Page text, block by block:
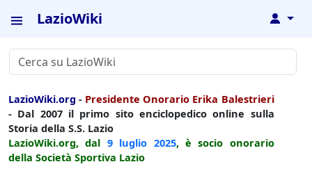
LazioWiki ↓
LazioWiki.org - Presidente Onorario Erika Balestrieri
- Dal 2007 il primo sito enciclopedico online sulla
Storia della S.S. Lazio
LazioWiki.org, dal 9 luglio 2025, è socio onorario
della Società Sportiva Lazio